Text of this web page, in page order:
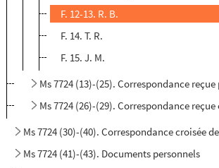
F. 12-13. R. B.
F. 14. T. R.
F. 15. J. M.
Ms 7724 (13)-(25). Correspondance
Ms 7724 (26)-(29). Correspondance
Ms 7724 (30)-(40). Correspondance croisée
Ms 7724 (41)-(43). Documents personnels